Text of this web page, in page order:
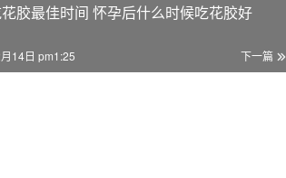
胶最佳时间 怀孕后什么时候吃花胶好
下一篇
14日 pm1:25